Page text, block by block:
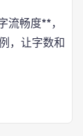
流畅度**，
，让字数和